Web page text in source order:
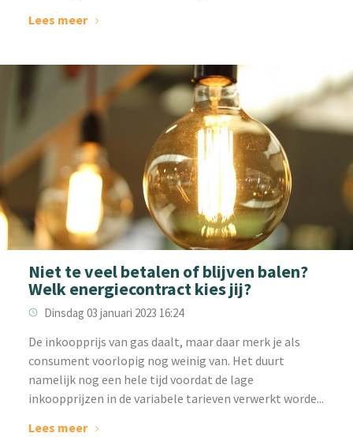
Lees meer
Niet te veel betalen of blijven balen?
Welk energiecontract kies jij?
Dinsdag 03 januari 2023 16:24
‌De inkoopprijs van gas daalt, maar daar merk je als
consument voorlopig nog weinig van. Het duurt
namelijk nog een hele tijd voordat de lage
inkoopprijzen in de variabele tarieven verwerkt worde...
Lees meer